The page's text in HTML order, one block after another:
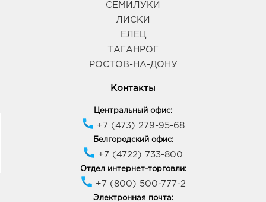
СЕМИЛУКИ
ЛИСКИ
ЕЛЕЦ
ТАГАНРОГ
РОСТОВ-НА-ДОНУ
Контакты
Центральный офис:
+7 (473) 279-95-68
Белгородский офис:
+7 (4722) 733-800
Отдел интернет-торговли:
+7 (800) 500-777-2
Электронная почта: